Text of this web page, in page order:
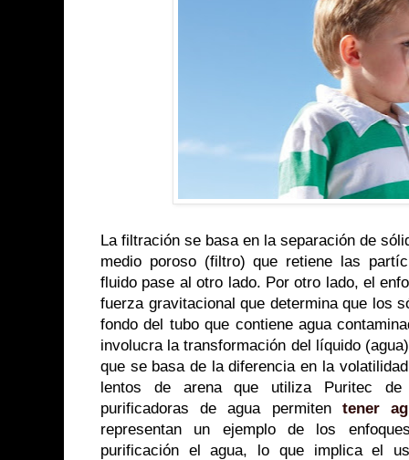
La filtración se basa en la separación de
medio poroso (filtro) que retiene las
fluido pase al otro lado. Por otro lado, el
fuerza gravitacional que determina que los
fondo del tubo que contiene agua
involucra la transformación del líquido
que se basa de la diferencia en la
lentos de arena que utiliza Puritec
purificadoras de agua permiten tener
representan un ejemplo de los
purificación el agua, lo que implica el